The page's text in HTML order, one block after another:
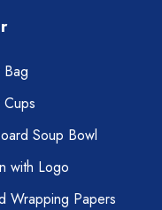
Soup Bowl
with Logo
Wrapping Papers